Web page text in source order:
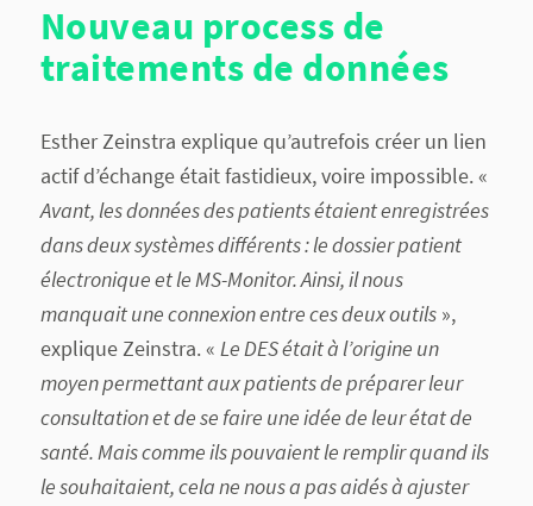
Nouveau process de
traitements de données
Esther Zeinstra explique qu’autrefois créer un lien
actif d’échange était fastidieux, voire impossible. «
Avant, les données des patients étaient enregistrées
dans deux systèmes différents : le dossier patient
électronique et le MS-Monitor. Ainsi, il nous
manquait une connexion entre ces deux outils»,
explique Zeinstra. « Le DES était à l’origine un
moyen permettant aux patients de préparer leur
consultation et de se faire une idée de leur état de
santé. Mais comme ils pouvaient le remplir quand ils
le souhaitaient, cela ne nous a pas aidés à ajuster